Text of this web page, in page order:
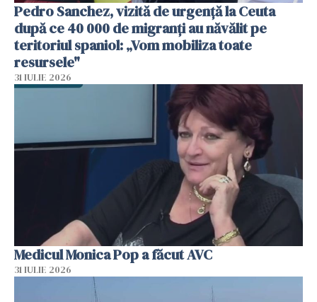
Pedro Sanchez, vizită de urgență la Ceuta
după ce 40 000 de migranți au năvălit pe
teritoriul spaniol: „Vom mobiliza toate
resursele"
31 IULIE 2026
Medicul Monica Pop a făcut AVC
31 IULIE 2026